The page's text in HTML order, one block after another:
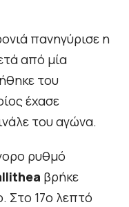
πανηγύρισε η
από μία
του
έχασε
του αγώνα.
ρυθμό
βρήκε
Στο 17ο λεπτό